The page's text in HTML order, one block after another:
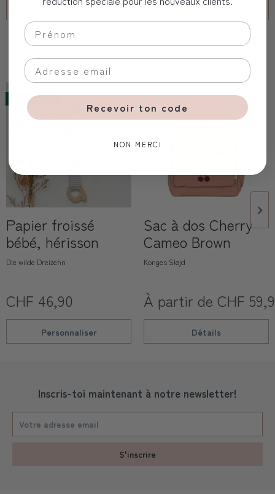
client corporel
Vous aimerez aussi
Handmade
Papier froissé
bébé, hérisson
Die wilde Dreizehn
CHF 46,90
Personnaliser
Sac à dos Cherry
Cameo Brown
Konges Sløjd
À partir de CHF
Détails
Inscris-toi maintenant à notre newsletter!
S'inscrire
Recevoir ton code
NON MERCI